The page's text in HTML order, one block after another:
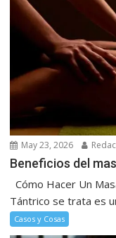
May 23, 2026
Beneficios del
Cómo Hacer Un
Tántrico se trata es
Casos y Cosas